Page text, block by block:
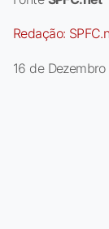
Redação:
16 de